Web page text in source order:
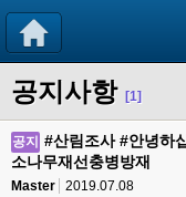
공지사항 [1]
공지
#산림조사 #안녕하
소나무재선충병방재
Master 2019.07.08